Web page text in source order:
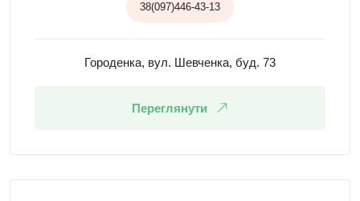
38(097)446-43-13
Городенка, вул. Шевченка, буд. 73
Переглянути